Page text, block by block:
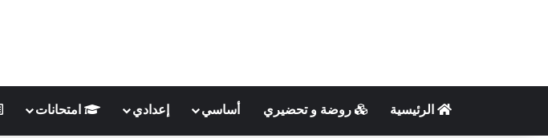
الرئيسية روضة و تحضيري أساسي إعدادي امتحانات